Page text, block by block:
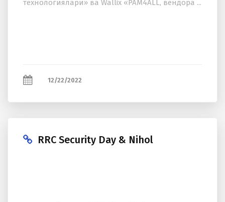
теxнологиялари» ва Wallix «PAM4ALL, вендора ...
12/22/2022
RRC Security Day & Nihol